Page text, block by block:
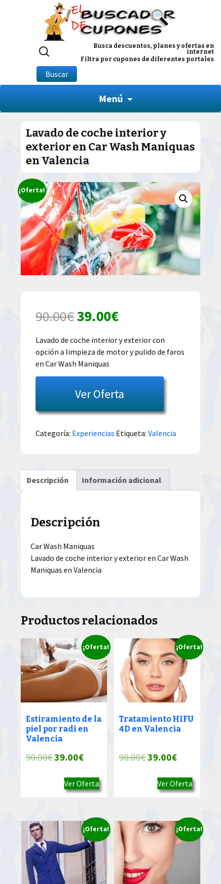
Busca descuentos, planes y ofertas en
internet
Filtra por cupones de diferentes portales
Buscar
por:
Buscar
Menú
Lavado de coche interior y
exterior en Car Wash Maniquas
en Valencia
¡Oferta!
90.00€El
precio
original
era:
90.00€.
39.00€El
precio
actual
es:
39.00€.
Lavado de coche interior y exterior con
opción a limpieza de motor y pulido de faros
en Car Wash Maniquas
Ver Oferta
Categoría: Experiencias Etiqueta:Valencia
Descripción Información adicional
Descripción
Car Wash Maniquas
Lavado de coche interior y exterior en Car Wash
Maniquas en Valencia
Productos relacionados
¡Oferta!
Estiramiento de la
piel por radi en
Valencia
90.00€El
original
39.00€El
actual
39.00€.
Ver Oferta
¡Oferta!
Tratamiento HIFU
4D en Valencia
90.00€El
original
39.00€El
actual
39.00€.
Ver Oferta
¡Oferta! ¡Oferta!